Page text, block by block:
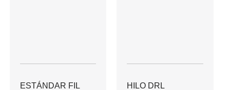
ESTÁNDAR FIL HILO DRL